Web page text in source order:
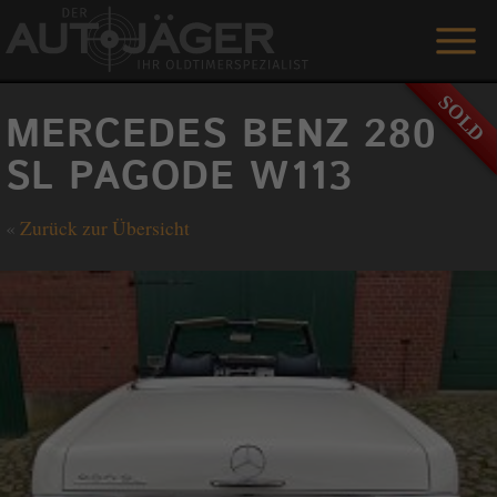
ANGEBOTE
LEISTUNGEN
REFERENZEN
GÄSTEBUCH
KONTAKT
0 1515 / 466 66 80
MERCEDES BENZ 280
SL PAGODE W113
« Zurück zur Übersicht